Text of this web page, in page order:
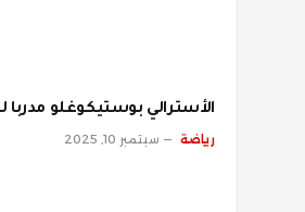
الأسترالي بوستيكوغلو
رياضة سبتمبر 10, 2025